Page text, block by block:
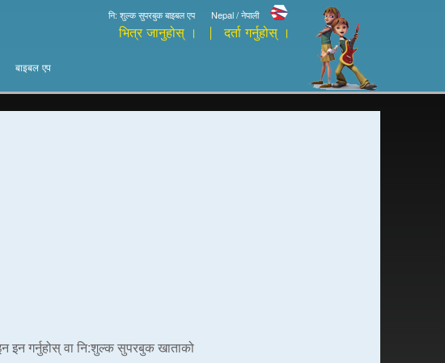
Nepal / नेपाली
नि: शुल्क सुपरबुक बाइबल एप
भित्र जानुहोस् । दर्ता गर्नुहोस् ।
बाइबल एप
इन गर्नुहोस् वा नि:शुल्क सुपरबुक खाताको